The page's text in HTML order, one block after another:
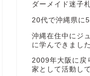
ダーメイド迷子
20代で沖縄県に5
沖縄在住中にジ
に学んできました
2009年大阪に戻
家として活動し